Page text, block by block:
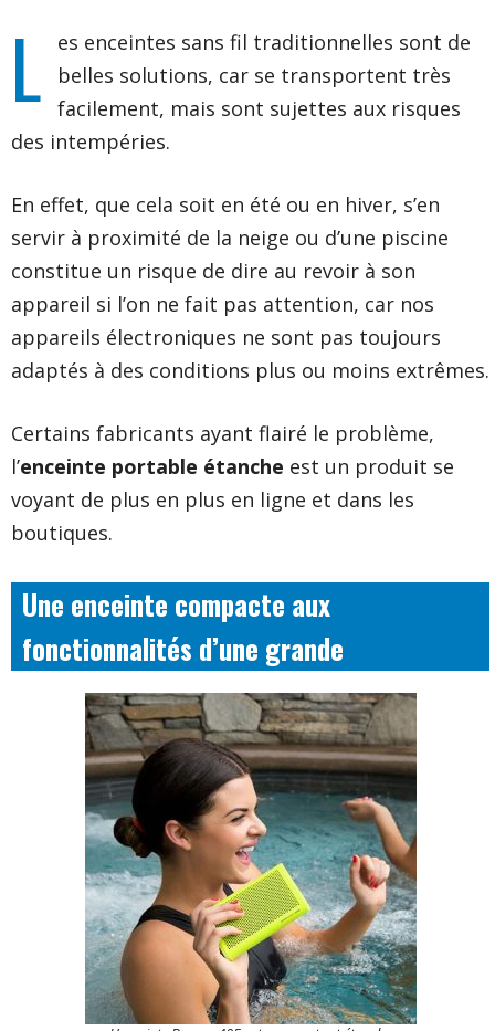
L
es enceintes sans fil traditionnelles sont de
belles solutions, car se transportent très
facilement, mais sont sujettes aux risques
des intempéries.
En effet, que cela soit en été ou en hiver, s’en
servir à proximité de la neige ou d’une piscine
constitue un risque de dire au revoir à son
appareil si l’on ne fait pas attention, car nos
appareils électroniques ne sont pas toujours
adaptés à des conditions plus ou moins extrêmes.
Certains fabricants ayant flairé le problème,
l’enceinte portable étanche est un produit se
voyant de plus en plus en ligne et dans les
boutiques.
Une enceinte compacte aux
fonctionnalités d’une grande